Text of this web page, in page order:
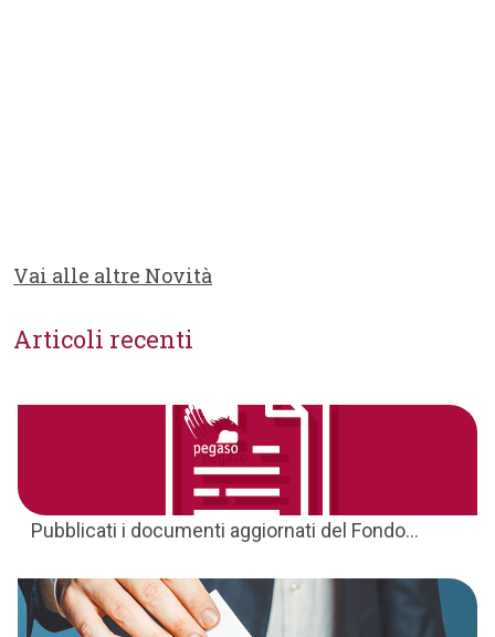
Vai alle altre Novità
Articoli recenti
Pubblicati i documenti aggiornati del Fondo...